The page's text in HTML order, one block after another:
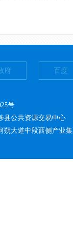
府 百度
号
县公共资源交易中心
朔大道中段西侧产业